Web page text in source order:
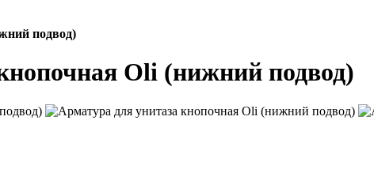
подвод)
Oli (нижний подвод)